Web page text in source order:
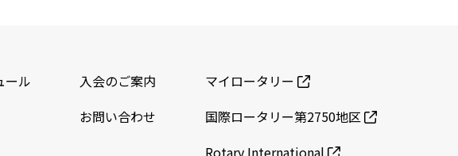
ール
入会のご案内
お問い合わせ
マイロータリー
国際ロータリー第2750地区